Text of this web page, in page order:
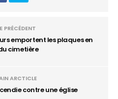
PRÉCÉDENT
emportent les plaques en
cimetière
ARCTICLE
contre une église